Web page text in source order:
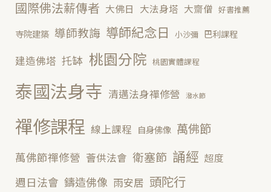
國際佛法薪傳者 大佛日 大法身塔 大齋僧 好書推薦
寺院建築 導師教誨 導師紀念日 小沙彌 巴利課程
建造佛塔 托缽 桃園分院 桃園實體課程
泰國法身寺 清邁法身禪修營 潑水節
禪修課程 線上課程 自身佛像 萬佛節
萬佛節禪修營 薈供法會 衛塞節 誦經 超度
週日法會 鑄造佛像 雨安居 頭陀行